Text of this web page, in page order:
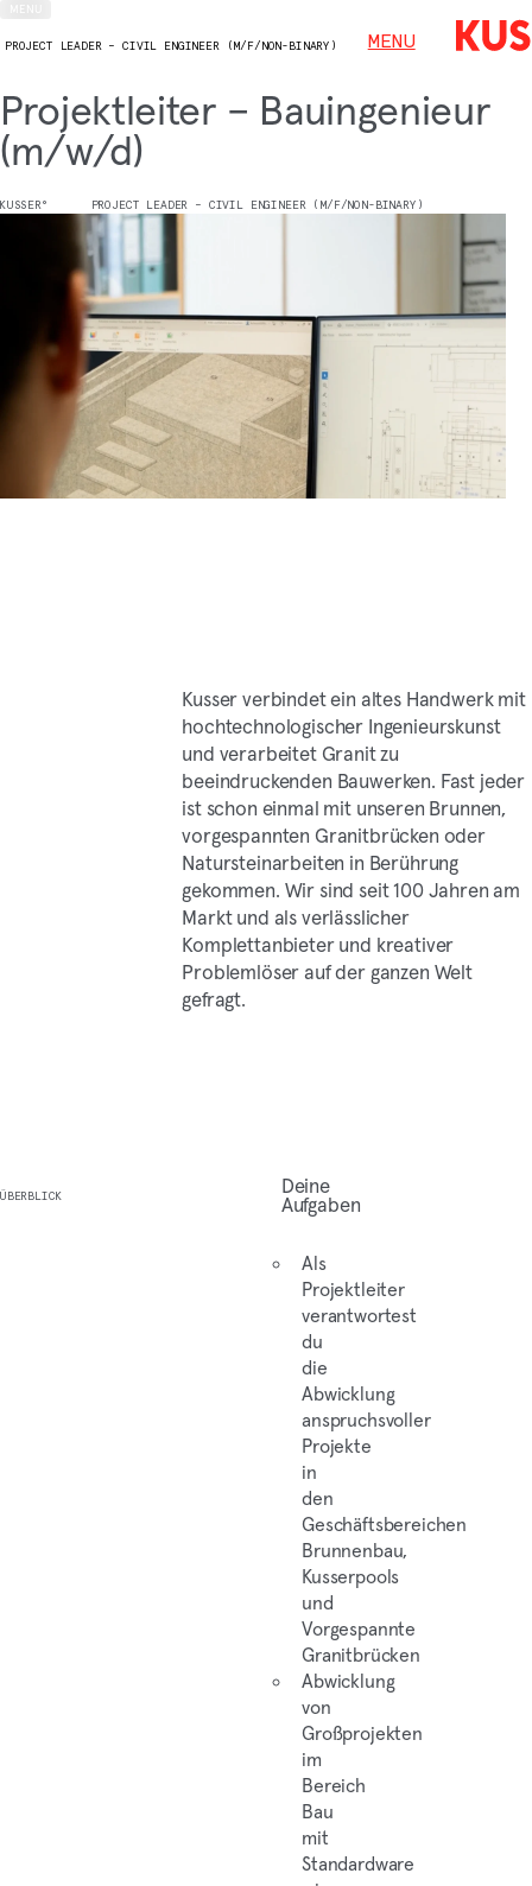
MENU
PROJECT LEADER – CIVIL ENGINEER (M/F/NON-BINARY)
Projektleiter – Bauingenieur
(m/w/d)
KUSSER° PROJECT LEADER – CIVIL ENGINEER (M/F/NON-BINARY)
Kusser verbindet ein altes Handwerk mit
hochtechnologischer Ingenieurskunst
und verarbeitet Granit zu
beeindruckenden Bauwerken. Fast jeder
ist schon einmal mit unseren Brunnen,
vorgespannten Granitbrücken oder
Natursteinarbeiten in Berührung
gekommen. Wir sind seit 100 Jahren am
Markt und als verlässlicher
Komplettanbieter und kreativer
Problemlöser auf der ganzen Welt
gefragt.
ÜBERBLICK Deine
Aufgaben
Als
Projektleiter
verantwortest
du
die
Abwicklung
anspruchsvoller
Projekte
in
den
Geschäftsbereichen
Brunnenbau,
Kusserpools
und
Vorgespannte
Granitbrücken
Abwicklung
von
Großprojekten
im
Bereich
Bau
mit
Standardware